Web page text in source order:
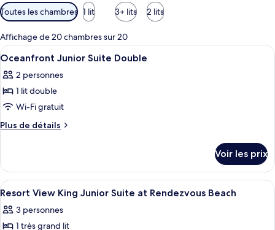
Filtres
disponibles
pour
les
chambres
Toutes les chambres 1 lit 3+ lits 2 lits
Affichage de 20 chambres sur 20
Afficher
toutes
les
photos
pour
ce
chambre :
Oceanfront
Junior
Suite
Double
Une chambre d’hôtel avec un lit, un
7
Oceanfront Junior Suite Double
2 personnes
1 lit double
Wi-Fi gratuit
Plus de détails
Plus
le
type
de
Oceanfront
Junior
Voir les prix
Afficher
toutes
les
Une chambre à coucher moderne
4
Resort View King Junior Suite at Rendezvous Beach
3 personnes
1 très grand lit